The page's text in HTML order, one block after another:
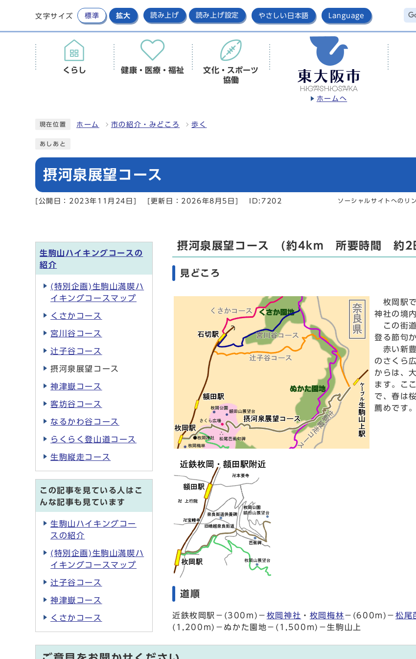
文字サイズ 標準 拡大 読み上げ 読み上げ設定 やさしい日本語 Language
ホームへ
くらし 健康・医療・福祉
文化・スポーツ
協働
現在位置 ホーム 市の紹介・みどころ 歩く
あしあと
摂河泉展望コース
[公開日：2023年11月24日] [更新日：2026年8月5日] ID:7202 ソーシャルサイトへのリ
摂河泉展望コース (約4km 所要時間 約2
見どころ
枚岡駅で
神社の境
この街道
登る節句
赤い新豊
のさくら
からは、
ます。こ
で、春は
薦めです。
道順
近鉄枚岡駅－(300m)－ 枚岡神社 ・ 枚岡梅林－(600m)－松尾
(1,200m)－ぬかた園地－(1,500m)－生駒山上
生駒山ハイキングコースの
紹介
(特別企画)生駒山満喫ハ
イキングコースマップ
くさかコース
宮川谷コース
辻子谷コース
摂河泉展望コース
神津嶽コース
客坊谷コース
なるかわ谷コース
らくらく登山道コース
生駒縦走コース
この記事を見ている人はこ
んな記事も見ています
生駒山ハイキングコー
スの紹介
(特別企画)生駒山満喫ハ
イキングコースマップ
辻子谷コース
神津嶽コース
くさかコース